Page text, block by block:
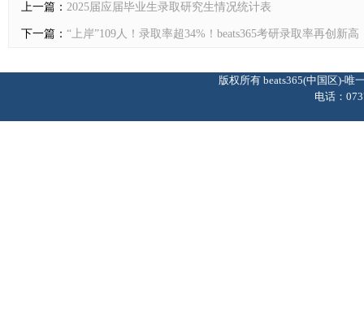
上一篇： 2025届应届毕业生录取研究生情况统计表
下一篇： “上岸”109人！录取率超34%！beats365考研录取率再创新高
版权所有 beats365(中国区)-
电话：